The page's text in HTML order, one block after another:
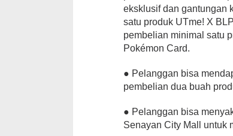
eksklusif dan gantungan
satu produk UTme! X
pembelian minimal satu
Pokémon Card.
● Pelanggan bisa
pembelian dua buah
● Pelanggan bisa
Senayan City Mall untuk